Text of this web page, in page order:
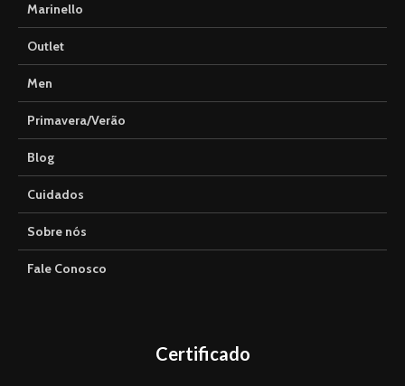
Marinello
Outlet
Men
Primavera/Verão
Blog
Cuidados
Sobre nós
Fale Conosco
Certificado